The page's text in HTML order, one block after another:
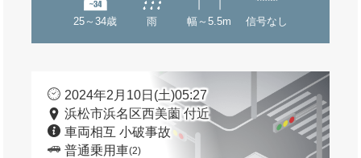
25～34歳 雨 幅～5.5m 信号なし
2024年2月10日(土)05:27
浜松市浜名区西美薗 付近
車両相互 小破事故
普通乗用車(2)